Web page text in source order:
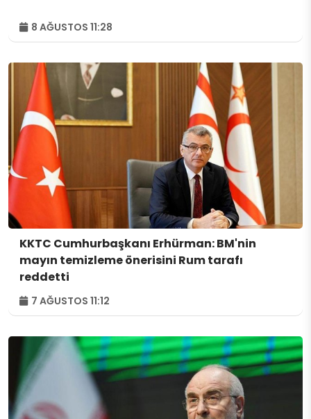
8 AĞUSTOS 11:28
KKTC Cumhurbaşkanı Erhürman: BM'nin
mayın temizleme önerisini Rum tarafı
reddetti
7 AĞUSTOS 11:12